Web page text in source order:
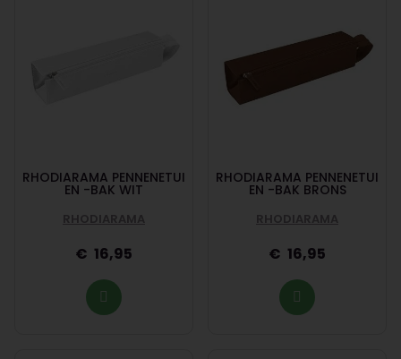
RHODIARAMA PENNENETUI
EN -BAK WIT
RHODIARAMA
16,95
RHODIARAMA PENNENETUI
EN -BAK BRONS
RHODIARAMA
16,95